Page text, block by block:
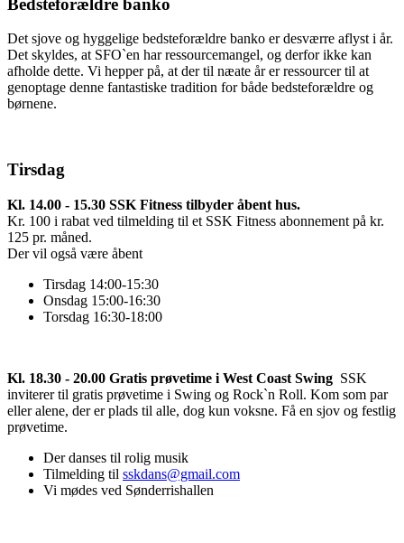
Det sjove og hyggelige bedsteforældre banko er desværre aflyst i år.
Det skyldes, at SFO`en har ressourcemangel, og derfor ikke kan
afholde dette. Vi hepper på, at der til næate år er ressourcer til at
genoptage denne fantastiske tradition for både bedsteforældre og
børnene.
Tirsdag
Kl. 14.00 - 15.30 SSK Fitness tilbyder åbent hus.
Kr. 100 i rabat ved tilmelding til et SSK Fitness abonnement på kr.
125 pr. måned.
Der vil også være åbent
Tirsdag 14:00-15:30
Onsdag 15:00-16:30
Torsdag 16:30-18:00
Kl. 18.30 - 20.00 Gratis prøvetime i West Coast Swing SSK
inviterer til gratis prøvetime i Swing og Rock`n Roll. Kom som par
eller alene, der er plads til alle, dog kun voksne. Få en sjov og festlig
prøvetime.
Der danses til rolig musik
Tilmelding til sskdans@gmail.com
Vi mødes ved Sønderrishallen